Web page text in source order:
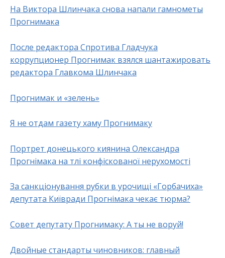
На Виктора Шлинчака снова напали гамнометы
Прогнимака
После редактора Спротива Гладчука
коррупционер Прогнимак взялся шантажировать
редактора Главкома Шлинчака
Прогнимак и «зелень»
Я не отдам газету хаму Прогнимаку
Портрет донецького киянина Олександра
Прогнімака на тлі конфіскованої нерухомості
За санкціонування рубки в урочищі «Горбачиха»
депутата Київради Прогнімака чекає тюрма?
Совет депутату Прогнимаку: А ты не воруй!
Двойные стандарты чиновников: главный